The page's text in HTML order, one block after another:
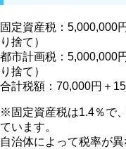
固定資産税：5,000,000
り捨て）
都市計画税：5,000,000
り捨て）
合計税額：70,000円＋
※固定資産税は1.4％で
ています。
自治体によって税率が